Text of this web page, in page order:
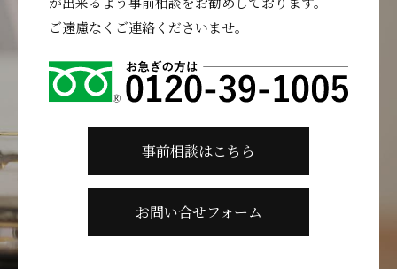
ご遠慮なくご連絡くださいませ。
事前相談はこちら
お問い合せフォーム